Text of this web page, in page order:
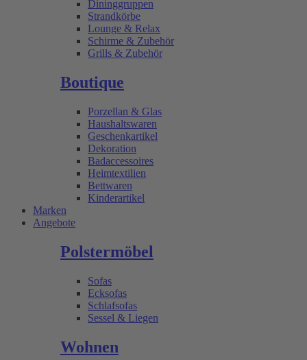
Dininggruppen
Strandkörbe
Lounge & Relax
Schirme & Zubehör
Grills & Zubehör
Boutique
Porzellan & Glas
Haushaltswaren
Geschenkartikel
Dekoration
Badaccessoires
Heimtextilien
Bettwaren
Kinderartikel
Marken
Angebote
Polstermöbel
Sofas
Ecksofas
Schlafsofas
Sessel & Liegen
Wohnen